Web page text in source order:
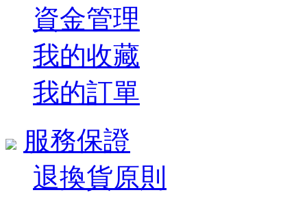
資金管理
我的收藏
我的訂單
服務保證
退換貨原則